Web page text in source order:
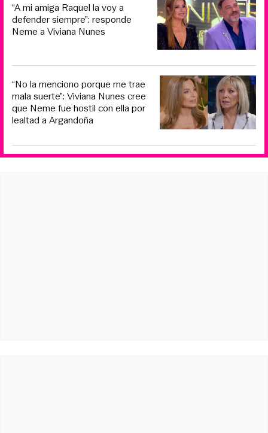
“A mi amiga Raquel la voy a
defender siempre”: responde
Neme a Viviana Nunes
“No la menciono porque me trae
mala suerte”: Viviana Nunes cree
que Neme fue hostil con ella por
lealtad a Argandoña